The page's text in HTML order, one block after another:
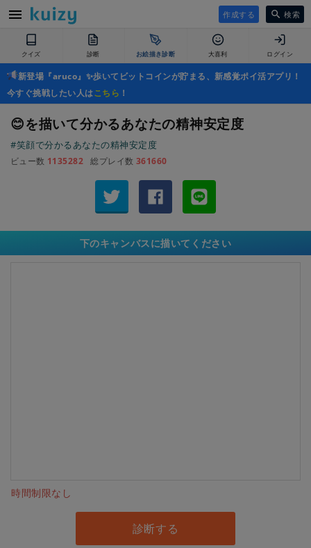
作成する 検索
クイズ 診断 お絵描き診断 大喜利 ログイン
新登場『aruco』✨歩いてビットコインが貯まる、新感覚ポイ活アプリ！
今すぐ挑戦したい人はこちら ！
😊を描いて分かるあなたの精神安定度
#笑顔で分かるあなたの精神安定度
ビュー数 1135282 総プレイ数 361660
下のキャンバスに描いてください
時間制限なし
診断する